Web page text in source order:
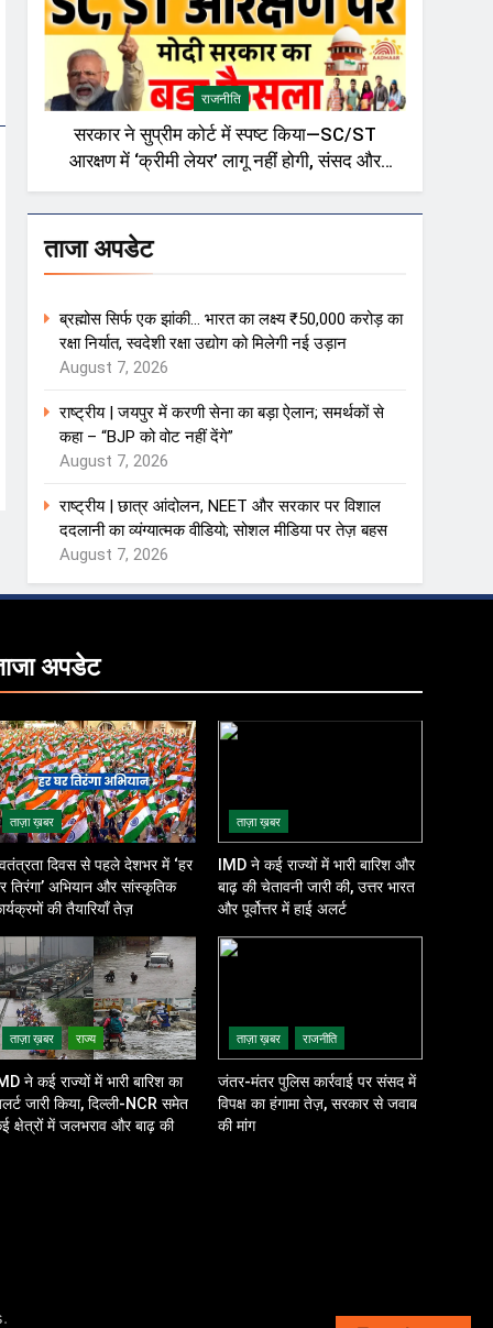
राजनीति
सरकार ने सुप्रीम कोर्ट में स्पष्ट किया—SC/ST
आरक्षण में ‘क्रीमी लेयर’ लागू नहीं होगी, संसद और
राजनीतिक गलियारों में बहस तेज़
ताजा अपडेट
ब्रह्मोस सिर्फ एक झांकी… भारत का लक्ष्य ₹50,000 करोड़ का
रक्षा निर्यात, स्वदेशी रक्षा उद्योग को मिलेगी नई उड़ान
August 7, 2026
राष्ट्रीय | जयपुर में करणी सेना का बड़ा ऐलान; समर्थकों से
कहा – “BJP को वोट नहीं देंगे”
August 7, 2026
राष्ट्रीय | छात्र आंदोलन, NEET और सरकार पर विशाल
ददलानी का व्यंग्यात्मक वीडियो; सोशल मीडिया पर तेज़ बहस
August 7, 2026
अपडेट
ताज़ा ख़बर
दिवस से पहले देशभर में ‘हर
तिरंगा’ अभियान और सांस्कृतिक
की तैयारियाँ तेज़
ताज़ा ख़बर
IMD ने कई राज्यों में भारी बारिश और
बाढ़ की चेतावनी जारी की, उत्तर भारत
और पूर्वोत्तर में हाई अलर्ट
ताज़ा ख़बर राज्य
ने कई राज्यों में भारी बारिश का
जारी किया, दिल्ली-NCR समेत
क्षेत्रों में जलभराव और बाढ़ की
ताज़ा ख़बर राजनीति
जंतर-मंतर पुलिस कार्रवाई पर संसद में
विपक्ष का हंगामा तेज़, सरकार से जवाब
की मांग
.